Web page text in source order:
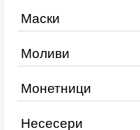
Маски
Моливи
Монетници
Несесери